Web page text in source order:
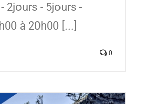
2jours - 5jours -
à 20h00 [...]
0